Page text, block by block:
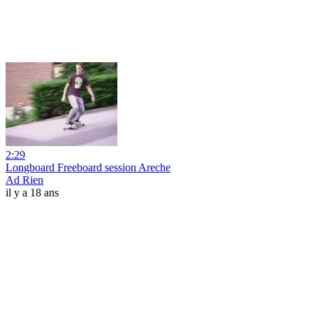
2:29
Longboard Freeboard session Areche
Ad Rien
il y a 18 ans